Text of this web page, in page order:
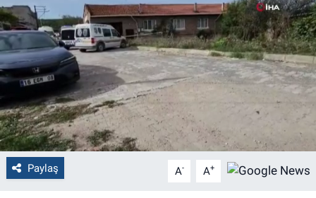
Paylaş A- A+
Bilecik
Kütahya
Gezi
Genel
Çevre